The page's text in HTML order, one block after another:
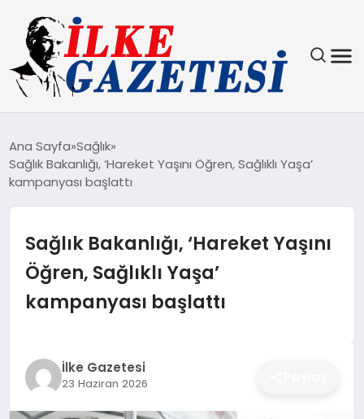
TEKNOLOJI
SAĞLIK
MAGAZIN
DÜNYA
Ana Sayfa Sağlık
Sağlık Bakanlığı, ‘Hareket Yaşını Öğren, Sağlıklı Yaşa’
kampanyası başlattı
Sağlık Bakanlığı, ‘Hareket Yaşını
Öğren, Sağlıklı Yaşa’
kampanyası başlattı
İlke Gazetesi
23 Haziran 2026